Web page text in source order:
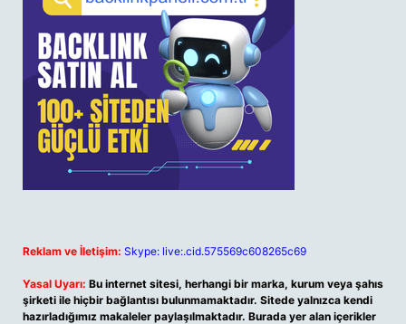
Reklam ve İletişim: Skype: live:.cid.575569c608265c69
Yasal Uyarı: Bu internet sitesi, herhangi bir marka, kurum veya şahıs
şirketi ile hiçbir bağlantısı bulunmamaktadır. Sitede yalnızca kendi
hazırladığımız makaleler paylaşılmaktadır. Burada yer alan içerikler